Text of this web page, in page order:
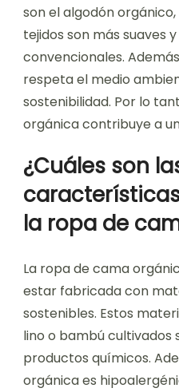
son el algodón orgánico,
tejidos son más suaves
convencionales.
respeta el medio
sostenibilidad. Por lo
orgánica contribuye a
¿Cuáles son
la ropa de
La ropa de cama
estar fabricada con
sostenibles. Estos
lino o bambú cultivados
productos químicos.
orgánica es